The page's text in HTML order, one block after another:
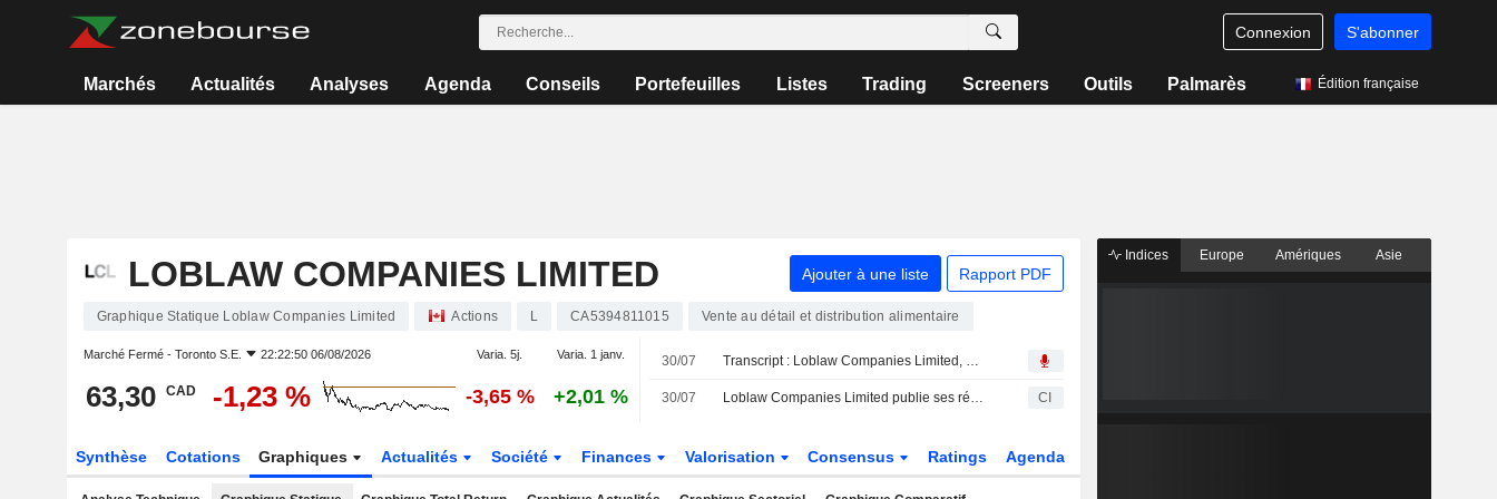
Connexion S'abonner
Marchés Actualités Analyses Agenda Conseils Portefeuilles Listes Trading Screeners Outils Palmarès Édition française
LOBLAW COMPANIES LIMITED Ajouter à une liste Rapport PDF
Graphique Statique Loblaw Companies Limited Actions L CA5394811015 Vente au détail et distribution alimentaire
Marché Fermé - Toronto S.E. 22:22:50 06/08/2026 Varia. 5j. Varia. 1 janv.
63,30 CAD -1,23 % -3,65 % +2,01 %
30/07 Transcript : Loblaw Companies Limited, Q2 2026 Earnings Call, Jul 30, 2026
30/07 Loblaw Companies Limited publie ses résultats pour le deuxième trimestre et le premier semestre clos le 20 juin 2026 CI
Synthèse Cotations Graphiques Actualités Société Finances Valorisation Consensus Ratings Agenda
Indices Europe Amériques Asie